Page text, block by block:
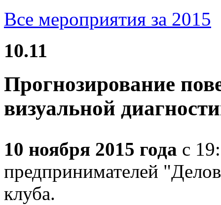
Все мероприятия за 2015
10.11
Прогнозирование
визуальной
10 ноября 2015 года с
предпринимателей
клуба.